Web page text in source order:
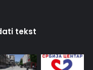
tekst